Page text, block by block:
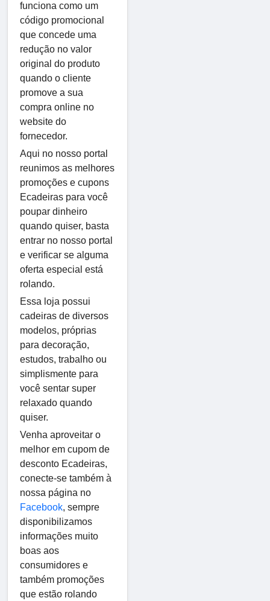
funciona como um
código promocional
que concede uma
redução no valor
original do produto
quando o cliente
promove a sua
compra online no
website do
fornecedor.
Aqui no nosso portal
reunimos as melhores
promoções e cupons
Ecadeiras para você
poupar dinheiro
quando quiser, basta
entrar no nosso portal
e verificar se alguma
oferta especial está
rolando.
Essa loja possui
cadeiras de diversos
modelos, próprias
para decoração,
estudos, trabalho ou
simplismente para
você sentar super
relaxado quando
quiser.
Venha aproveitar o
melhor em cupom de
desconto Ecadeiras,
conecte-se também à
nossa página no
Facebook, sempre
disponibilizamos
informações muito
boas aos
consumidores e
também promoções
que estão rolando